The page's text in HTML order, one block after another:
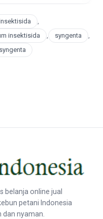
,
insektisida , syngenta
,
belanja online jual
petani Indonesia
dan nyaman.